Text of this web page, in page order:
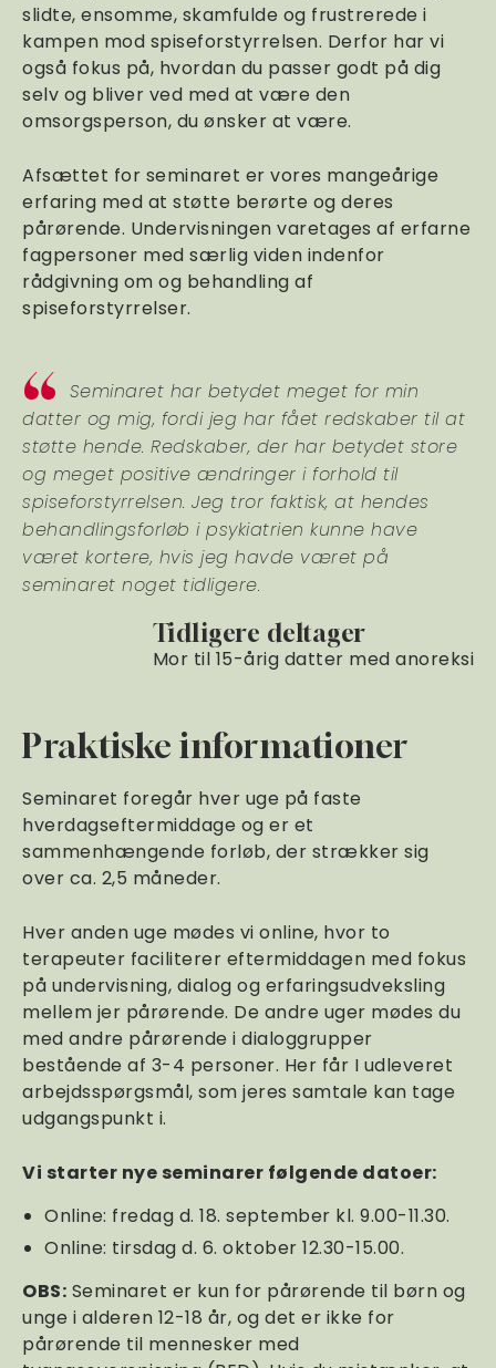
slidte, ensomme, skamfulde og frustrerede i
kampen mod spiseforstyrrelsen. Derfor har vi
også fokus på, hvordan du passer godt på dig
selv og bliver ved med at være den
omsorgsperson, du ønsker at være.
Afsættet for seminaret er vores mangeårige
erfaring med at støtte berørte og deres
pårørende. Undervisningen varetages af erfarne
fagpersoner med særlig viden indenfor
rådgivning om og behandling af
spiseforstyrrelser.
Seminaret har betydet meget for min
datter og mig, fordi jeg har fået redskaber til at
støtte hende. Redskaber, der har betydet store
og meget positive ændringer i forhold til
spiseforstyrrelsen. Jeg tror faktisk, at hendes
behandlingsforløb i psykiatrien kunne have
været kortere, hvis jeg havde været på
seminaret noget tidligere.
Tidligere deltager
Mor til 15-årig datter med anoreksi
Praktiske informationer
Seminaret foregår hver uge på faste
hverdagseftermiddage og er et
sammenhængende forløb, der strækker sig
over ca. 2,5 måneder.
Hver anden uge mødes vi online, hvor to
terapeuter faciliterer eftermiddagen med fokus
på undervisning, dialog og erfaringsudveksling
mellem jer pårørende. De andre uger mødes du
med andre pårørende i dialoggrupper
bestående af 3-4 personer. Her får I udleveret
arbejdsspørgsmål, som jeres samtale kan tage
udgangspunkt i.
Vi starter nye seminarer følgende datoer:
Online: fredag d. 18. september kl. 9.00-11.30.
Online: tirsdag d. 6. oktober 12.30-15.00.
OBS: Seminaret er kun for pårørende til børn og
unge i alderen 12-18 år, og det er ikke for
pårørende til mennesker med